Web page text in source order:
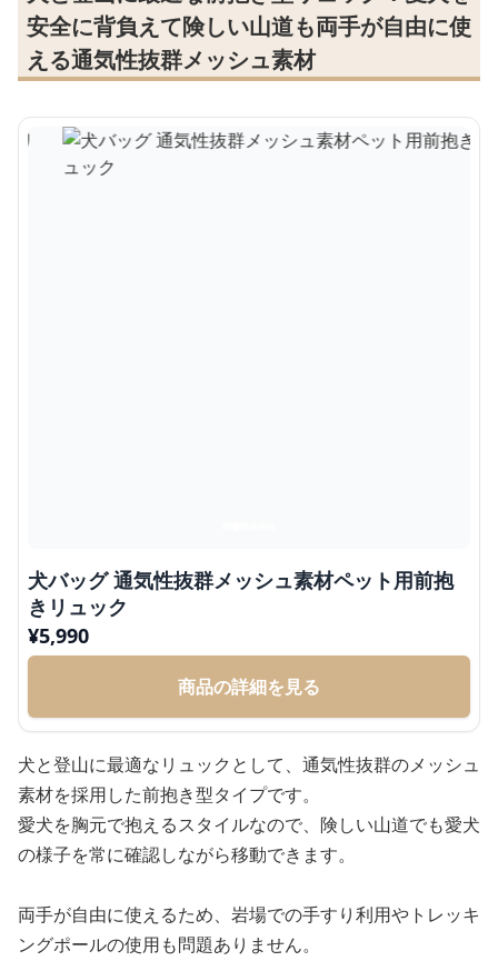
安全に背負えて険しい山道も両手が自由に使
える通気性抜群メッシュ素材
犬バッグ 通気性抜群メッシュ素材ペット用前抱
きリュック
¥5,990
商品の詳細を見る
犬と登山に最適なリュックとして、通気性抜群のメッシュ
素材を採用した前抱き型タイプです。
愛犬を胸元で抱えるスタイルなので、険しい山道でも愛犬
の様子を常に確認しながら移動できます。
両手が自由に使えるため、岩場での手すり利用やトレッキ
ングポールの使用も問題ありません。